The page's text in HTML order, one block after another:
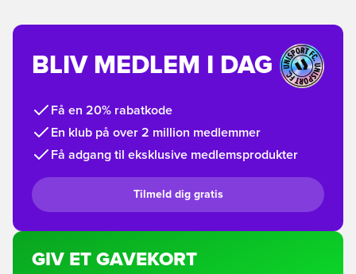
BLIV MEDLEM I DAG
Få en 20% rabatkode
En klub på over 2 million medlemmer
Få adgang til eksklusive medlemsprodukter
Tilmeld dig gratis
GIV ET GAVEKORT